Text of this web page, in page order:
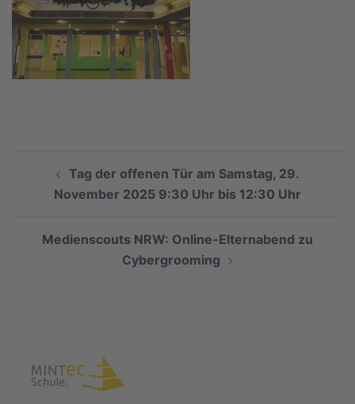
Tag der offenen Tür am Samstag, 29.
November 2025 9:30 Uhr bis 12:30 Uhr
Medienscouts NRW: Online-Elternabend zu
Cybergrooming